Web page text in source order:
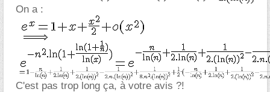
On a :
C'est pas trop long ça, à votre avis ?!